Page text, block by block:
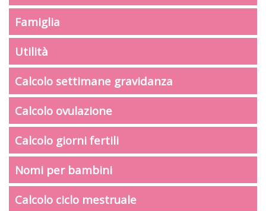
Famiglia
Utilità
Calcolo settimane gravidanza
Calcolo ovulazione
Calcolo giorni fertili
Nomi per bambini
Calcolo ciclo mestruale